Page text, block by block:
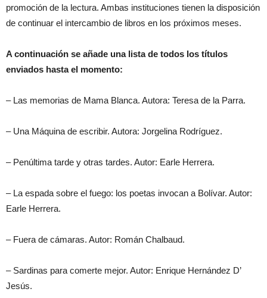
promoción de la lectura. Ambas instituciones tienen la disposición
de continuar el intercambio de libros en los próximos meses.
A continuación se añade una lista de todos los títulos
enviados hasta el momento:
– Las memorias de Mama Blanca. Autora: Teresa de la Parra.
– Una Máquina de escribir. Autora: Jorgelina Rodríguez.
– Penúltima tarde y otras tardes. Autor: Earle Herrera.
– La espada sobre el fuego: los poetas invocan a Bolívar. Autor:
Earle Herrera.
– Fuera de cámaras. Autor: Román Chalbaud.
– Sardinas para comerte mejor. Autor: Enrique Hernández D’
Jesús.